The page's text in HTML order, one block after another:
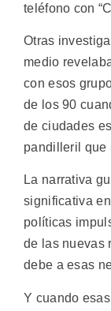
teléfono con
Otras
medio
con esos
de los 90
de ciudades
pandilleril que
La narrativa
significativa
políticas
de las nuevas
debe a esas
Y cuando